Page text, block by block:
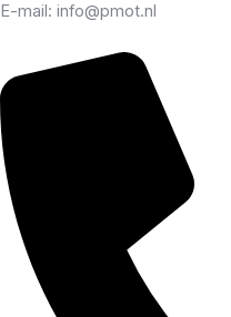
E-mail: info@pmot.nl